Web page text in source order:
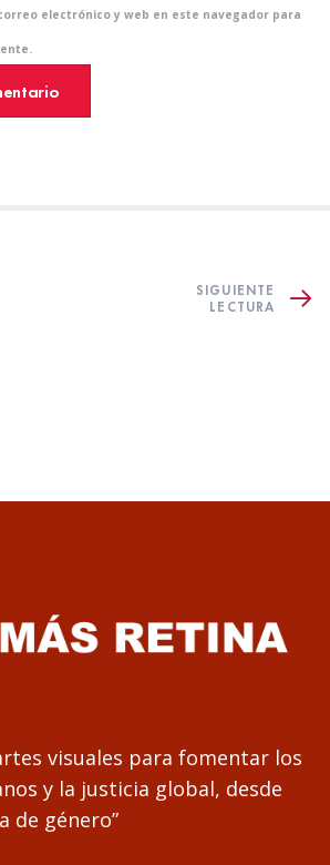
electrónico y web en este navegador para
SIGUIENTE
LECTURA
visuales para fomentar los
y la justicia global, desde
de género”